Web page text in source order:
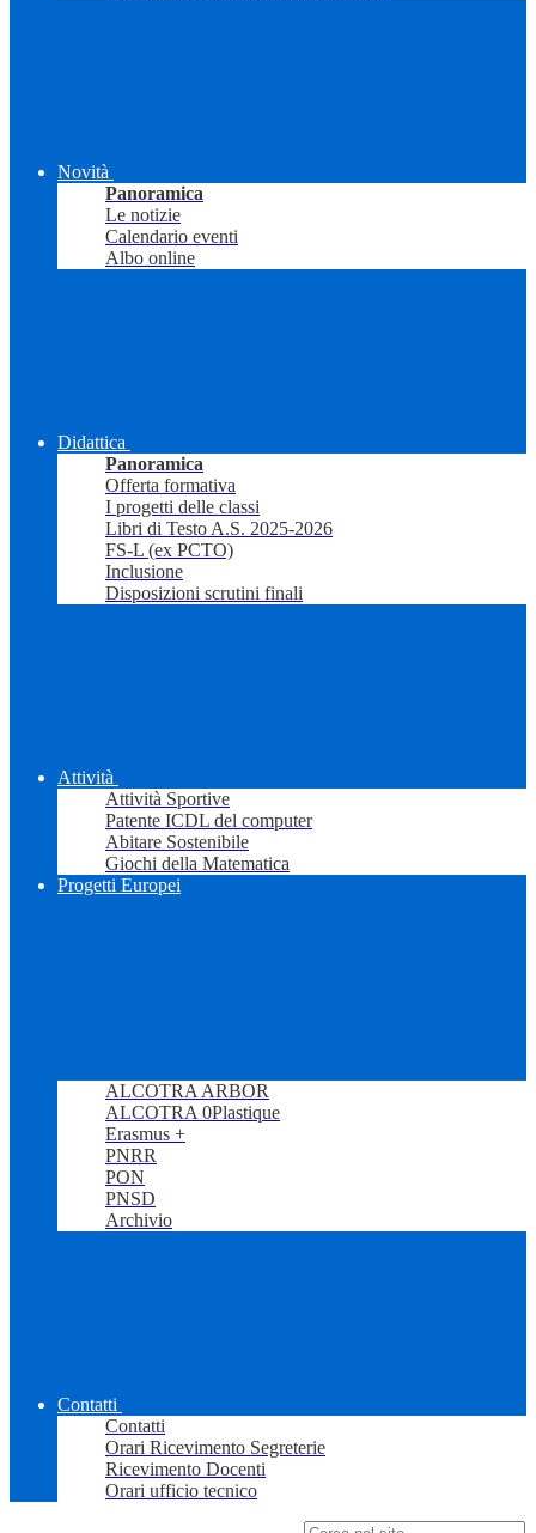
Novità
Panoramica
Le notizie
Calendario eventi
Albo online
Didattica
Panoramica
Offerta formativa
I progetti delle classi
Libri di Testo A.S. 2025-2026
FS-L (ex PCTO)
Inclusione
Disposizioni scrutini finali
Attività
Attività Sportive
Patente ICDL del computer
Abitare Sostenibile
Giochi della Matematica
Progetti Europei
ALCOTRA ARBOR
ALCOTRA 0Plastique
Erasmus +
PNRR
PON
PNSD
Archivio
Contatti
Contatti
Orari Ricevimento Segreterie
Ricevimento Docenti
Orari ufficio tecnico